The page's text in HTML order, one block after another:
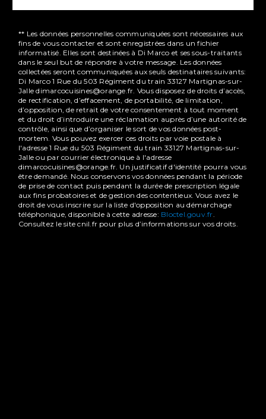
** Les données personnelles communiquées sont nécessaires aux
fins de vous contacter et sont enregistrées dans un fichier
informatisé. Elles sont destinées à Di Marco et ses sous-traitants
dans le seul but de répondre à votre message. Les données
collectées seront communiquées aux seuls destinataires suivants:
Di Marco 1 Rue du 503 Régiment du train 33127 Martignas-sur-
Jalle dimarcocuisines@orange.fr. Vous disposez de droits d’accès,
de rectification, d’effacement, de portabilité, de limitation,
d’opposition, de retrait de votre consentement à tout moment
et du droit d’introduire une réclamation auprès d’une autorité de
contrôle, ainsi que d’organiser le sort de vos données post-
mortem. Vous pouvez exercer ces droits par voie postale à
l'adresse 1 Rue du 503 Régiment du train 33127 Martignas-sur-
Jalle ou par courrier électronique à l'adresse
dimarcocuisines@orange.fr. Un justificatif d'identité pourra vous
être demandé. Nous conservons vos données pendant la période
de prise de contact puis pendant la durée de prescription légale
aux fins probatoires et de gestion des contentieux. Vous avez le
droit de vous inscrire sur la liste d'opposition au démarchage
téléphonique, disponible à cette adresse: Bloctel.gouv.fr
Consultez le site cnil.fr pour plus d’informations sur vos droits.